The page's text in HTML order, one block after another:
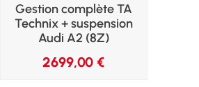
Gestion complète TA
Technix + suspension
Audi A2 (8Z)
2699,00€